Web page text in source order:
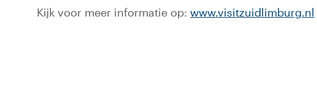
Kijk voor meer informatie op: www.visitzuidlimburg.nl